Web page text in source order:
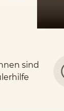
sind